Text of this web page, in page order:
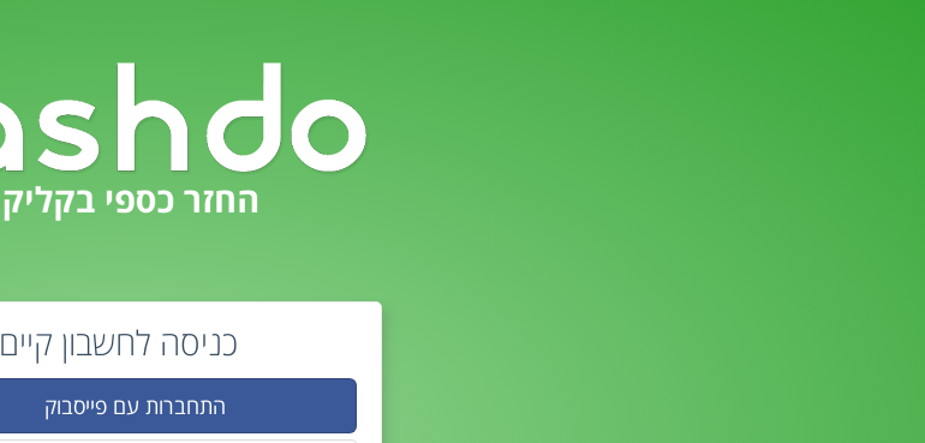
כניסה לחשבון קיים
התחברות עם פייסבוק